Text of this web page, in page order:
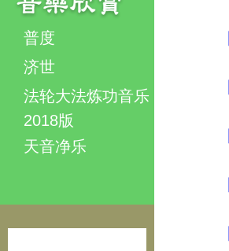
普度
济世
法轮大法炼功音乐
2018版
天音净乐